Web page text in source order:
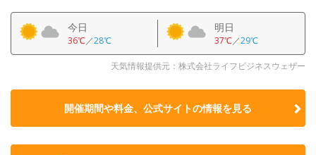
今日
36℃／28℃
明日
37℃／29℃
天気情報提供元：株式会社ライフビジネスウェザー
開催期間や料金、公式サイトの情報を見る